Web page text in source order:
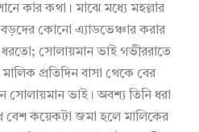
কার কথা। মাঝে মধ্যে মহল্লার
কোনো এ্যাডভেঞ্চার করার
সোলায়মান ভাই গভীররাতে
প্রতিদিন বাসা থেকে বের
সোলায়মান ভাই। অবশ্য তিনি ধরা
কয়েকটা জমা হলে মালিকের